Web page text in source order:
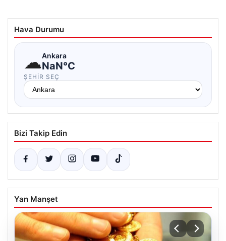
Hava Durumu
☁Ankara
NaN°C
ŞEHIR SEÇ
Bizi Takip Edin
Yan Manşet